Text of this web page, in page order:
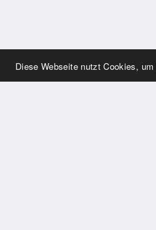
Diese Webseite nutzt Cookies,